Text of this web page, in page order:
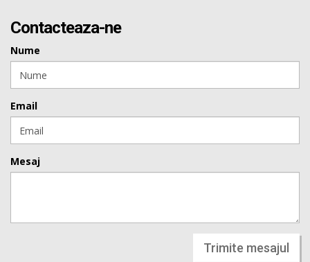
Contacteaza-ne
Nume
Email
Mesaj
Trimite mesajul